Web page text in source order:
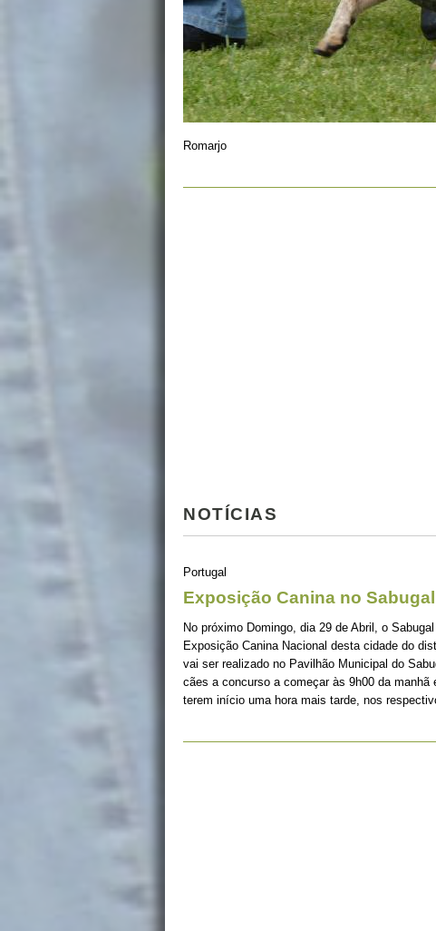
Romarjo
NOTÍCIAS
Portugal
Exposição Canina no
No próximo Domingo, dia 29 de Abril, o
Exposição Canina Nacional desta cidade do
vai ser realizado no Pavilhão Municipal do
cães a concurso a começar às 9h00 da manhã
terem início uma hora mais tarde, nos